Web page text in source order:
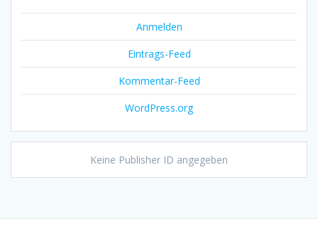
Anmelden
Eintrags-Feed
Kommentar-Feed
WordPress.org
Keine Publisher ID angegeben